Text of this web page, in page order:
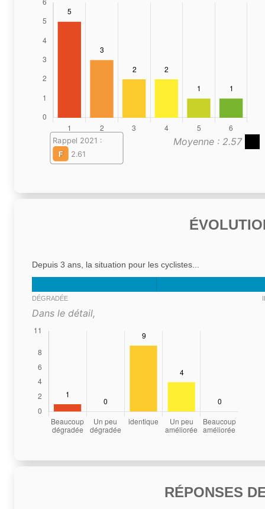
Moyenne : 2.57
Rappel 2021 :
F
2.61
Depuis 3 ans, la situation pour les cyclistes...
DÉGRADÉE
Dans le détail,
RÉPONSES